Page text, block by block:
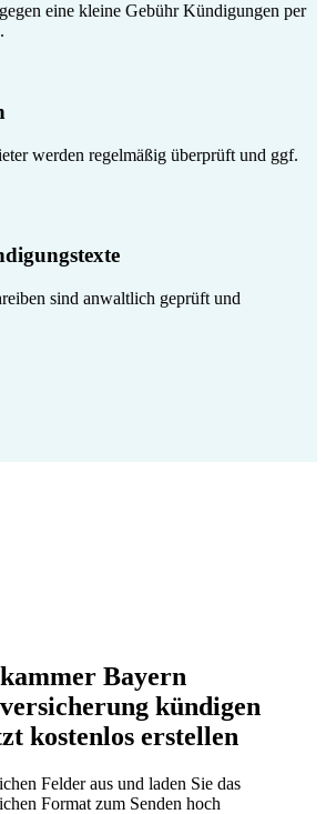
eine kleine Gebühr Kündigungen per
werden regelmäßig überprüft und ggf.
sind anwaltlich geprüft und
Bayern
kündigen
kostenlos erstellen
Felder aus und laden Sie das
Format zum Senden hoch